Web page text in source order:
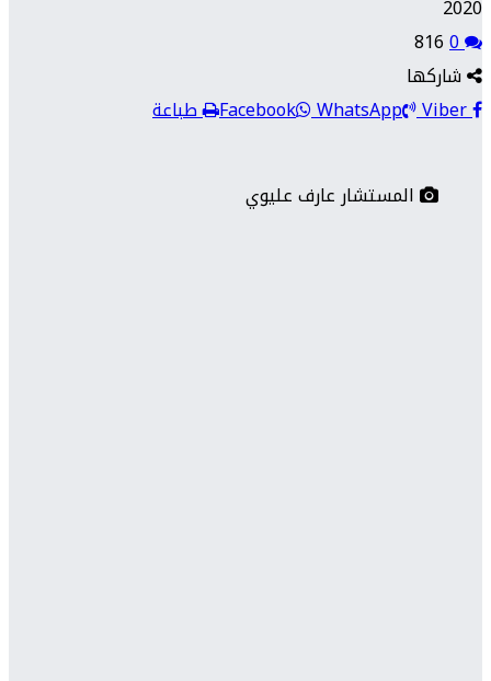
2020
0
شاركها
Facebook
WhatsApp Viber طباعة
المستشار عارف عليوي